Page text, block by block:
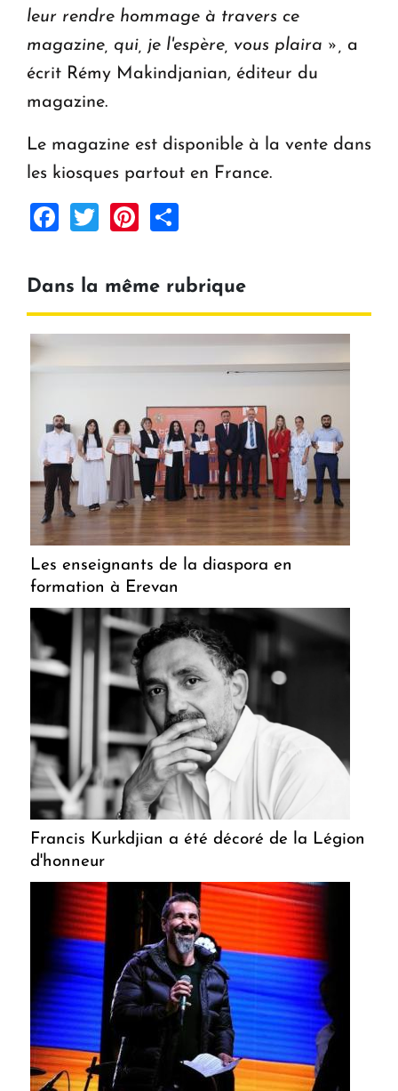
leur rendre hommage à travers ce
magazine, qui, je l'espère, vous plaira »
a
écrit Rémy Makindjanian, éditeur du
magazine.
Le magazine est disponible à la vente dans
les kiosques partout en France.
Facebook
TwitterPinterest
Dans la même rubrique
Les enseignants de la diaspora en
formation à Erevan
Francis Kurkdjian a été décoré de la Légion
d'honneur